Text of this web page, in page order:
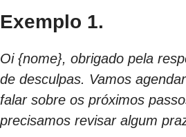
Exemplo 1.
Oi {nome}, obrigado pela
de desculpas. Vamos
falar sobre os próximos
precisamos revisar algum